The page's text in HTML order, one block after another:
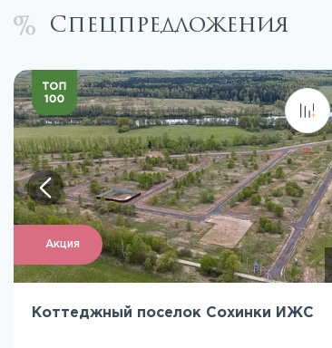
Спецпредложения
Акция
Коттеджный поселок Сохинки ИЖС